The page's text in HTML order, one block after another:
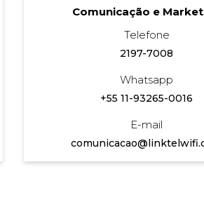
Comunicação e
Telefone
2197-7008
Whatsapp
+55 11-93265-0016
E-mail